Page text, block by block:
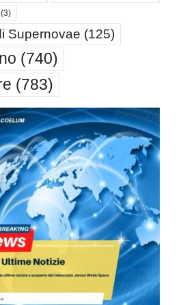
Supernovae (125)
(740)
(783)